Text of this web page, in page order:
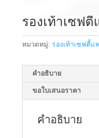
รองเท้าเซฟ
หมวดหมู่: รองเท้าเซฟตี้แ
คำอธิบาย
ขอใบเสนอราคา
คำอธิบาย